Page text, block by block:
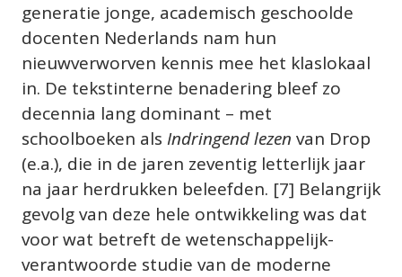
generatie jonge, academisch geschoolde
docenten Nederlands nam hun
nieuwverworven kennis mee het klaslokaal
in. De tekstinterne benadering bleef zo
decennia lang dominant – met
schoolboeken als Indringend lezen van Drop
(e.a.), die in de jaren zeventig letterlijk jaar
na jaar herdrukken beleefden. [7] Belangrijk
gevolg van deze hele ontwikkeling was dat
voor wat betreft de wetenschappelijk-
verantwoorde studie van de moderne